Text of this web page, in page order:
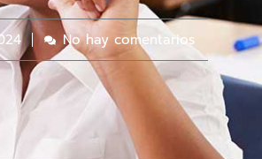
No hay comentarios